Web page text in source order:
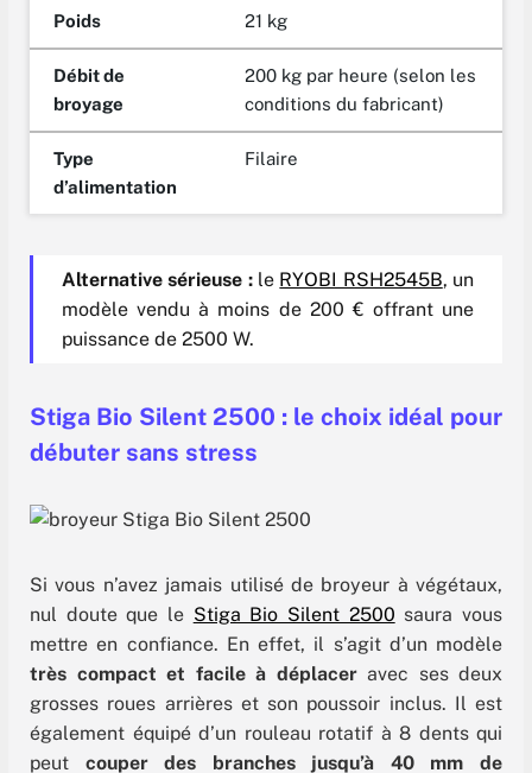
Poids 21 kg
Débit de
broyage
200 kg par heure (selon les
conditions du fabricant)
Type
d’alimentation
Filaire
Alternative sérieuse :le RYOBI RSH2545B, un
modèle vendu à moins de 200 € offrant une
puissance de 2500 W.
Stiga Bio Silent 2500 : le choix idéal pour
débuter sans stress
Si vous n’avez jamais utilisé de broyeur à végétaux,
nul doute que le Stiga Bio Silent 2500 saura vous
mettre en confiance. En effet, il s’agit d’un modèle
très compact et facile à déplaceravec ses deux
grosses roues arrières et son poussoir inclus. Il est
également équipé d’un rouleau rotatif à 8 dents qui
peut couper des branches jusqu’à 40 mm de